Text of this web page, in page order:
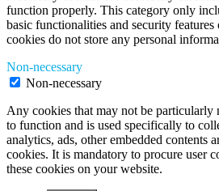
function properly. This category only
basic functionalities and security features
cookies do not store any personal
Non-necessary
Non-necessary
Any cookies that may not be particularly
to function and is used specifically to
analytics, ads, other embedded contents
cookies. It is mandatory to procure user
these cookies on your website.